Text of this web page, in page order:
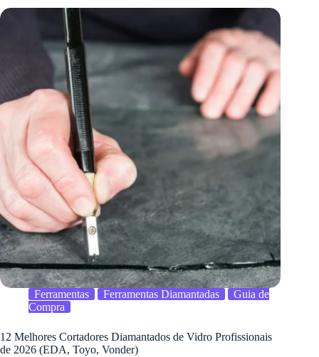
Ferramentas Ferramentas Diamantadas
Guia de
Compra
12 Melhores Cortadores Diamantados de Vidro Profissionais
de 2026 (EDA, Toyo, Vonder)